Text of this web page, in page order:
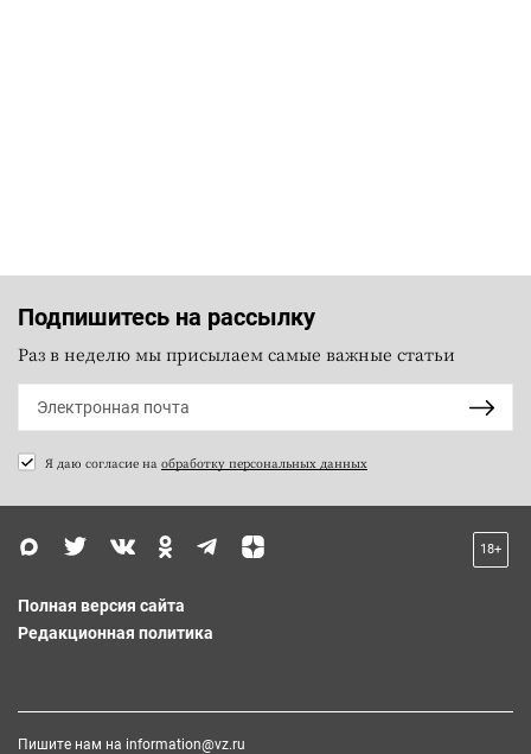
Подпишитесь на рассылку
Раз в неделю мы присылаем самые важные статьи
Я даю согласие на обработку персональных данных
18+
Полная версия сайта
Редакционная политика
Пишите нам на information@vz.ru